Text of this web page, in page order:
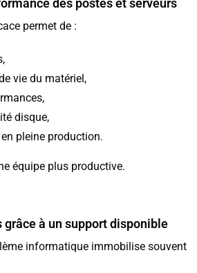
des postes et serveurs
permet de :
vie du matériel,
disque,
pleine production.
équipe plus productive.
grâce à un support disponible
informatique immobilise souvent